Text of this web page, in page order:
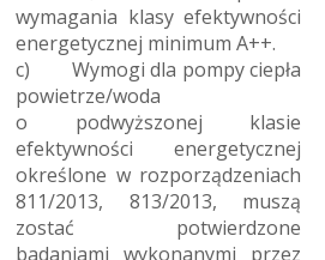
wymagania klasy efektywności
energetycznej minimum A++.
c) Wymogi dla pompy ciepła
powietrze/woda
o podwyższonej klasie
efektywności energetycznej
określone w rozporządzeniach
811/2013, 813/2013, muszą
zostać potwierdzone
badaniami wykonanymi przez